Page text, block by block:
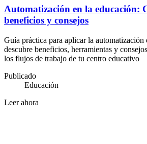
Automatización en la educación:
beneficios y consejos
Guía práctica para aplicar la automatización
descubre beneficios, herramientas y
los flujos de trabajo de tu centro educativo
Publicado
Educación
Leer ahora